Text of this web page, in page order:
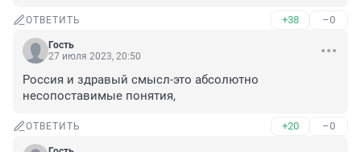
ОТВЕТИТЬ +38 –0
Гость
27 июля 2023, 20:50
Россия и здравый смысл-это абсолютно
несопоставимые понятия,
ОТВЕТИТЬ +20 –0